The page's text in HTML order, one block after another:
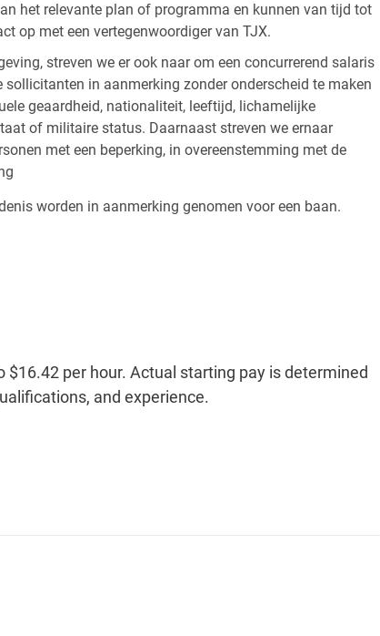
het relevante plan of programma en kunnen van tijd tot
op met een vertegenwoordiger van TJX.
streven we er ook naar om een concurrerend salaris
in aanmerking zonder onderscheid te maken
geaardheid, nationaliteit, leeftijd, lichamelijke
of militaire status. Daarnaast streven we ernaar
met een beperking, in overeenstemming met de
worden in aanmerking genomen voor een baan.
per hour. Actual starting pay is determined
and experience.